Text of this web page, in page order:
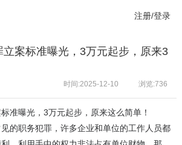
注册/登录
立案标准曝光，3万元起步，原来3
浏览:736
时间:2025-12-10
准曝光，3万元起步，原来这么简单！
的职务犯罪，许多企业和单位的工作人员都